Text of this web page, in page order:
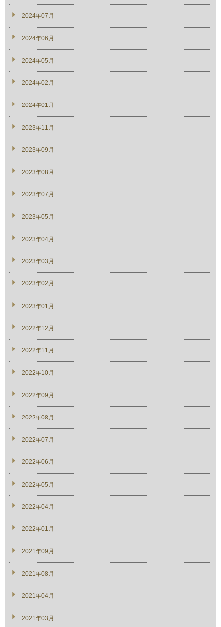
2024年07月
2024年06月
2024年05月
2024年02月
2024年01月
2023年11月
2023年09月
2023年08月
2023年07月
2023年05月
2023年04月
2023年03月
2023年02月
2023年01月
2022年12月
2022年11月
2022年10月
2022年09月
2022年08月
2022年07月
2022年06月
2022年05月
2022年04月
2022年01月
2021年09月
2021年08月
2021年04月
2021年03月